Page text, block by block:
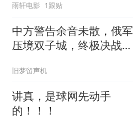
雨轩电影 1跟贴
中方警告余音未散，俄军
压境双子城，终极决战开
旧梦留声机
讲真，是球网先动手
的！！！